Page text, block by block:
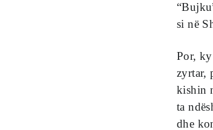
si në
Por,
zyrtar,
kishin
ta
dhe